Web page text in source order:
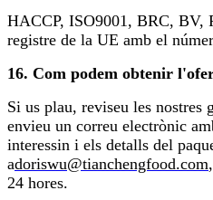
HACCP, ISO9001, BRC, BV,
registre de la UE amb el
16. Com podem obtenir
Si us plau, reviseu les nostres
envieu un correu electrònic
interessin i els detalls del
adoriswu@tianchengfood.com
24 hores.